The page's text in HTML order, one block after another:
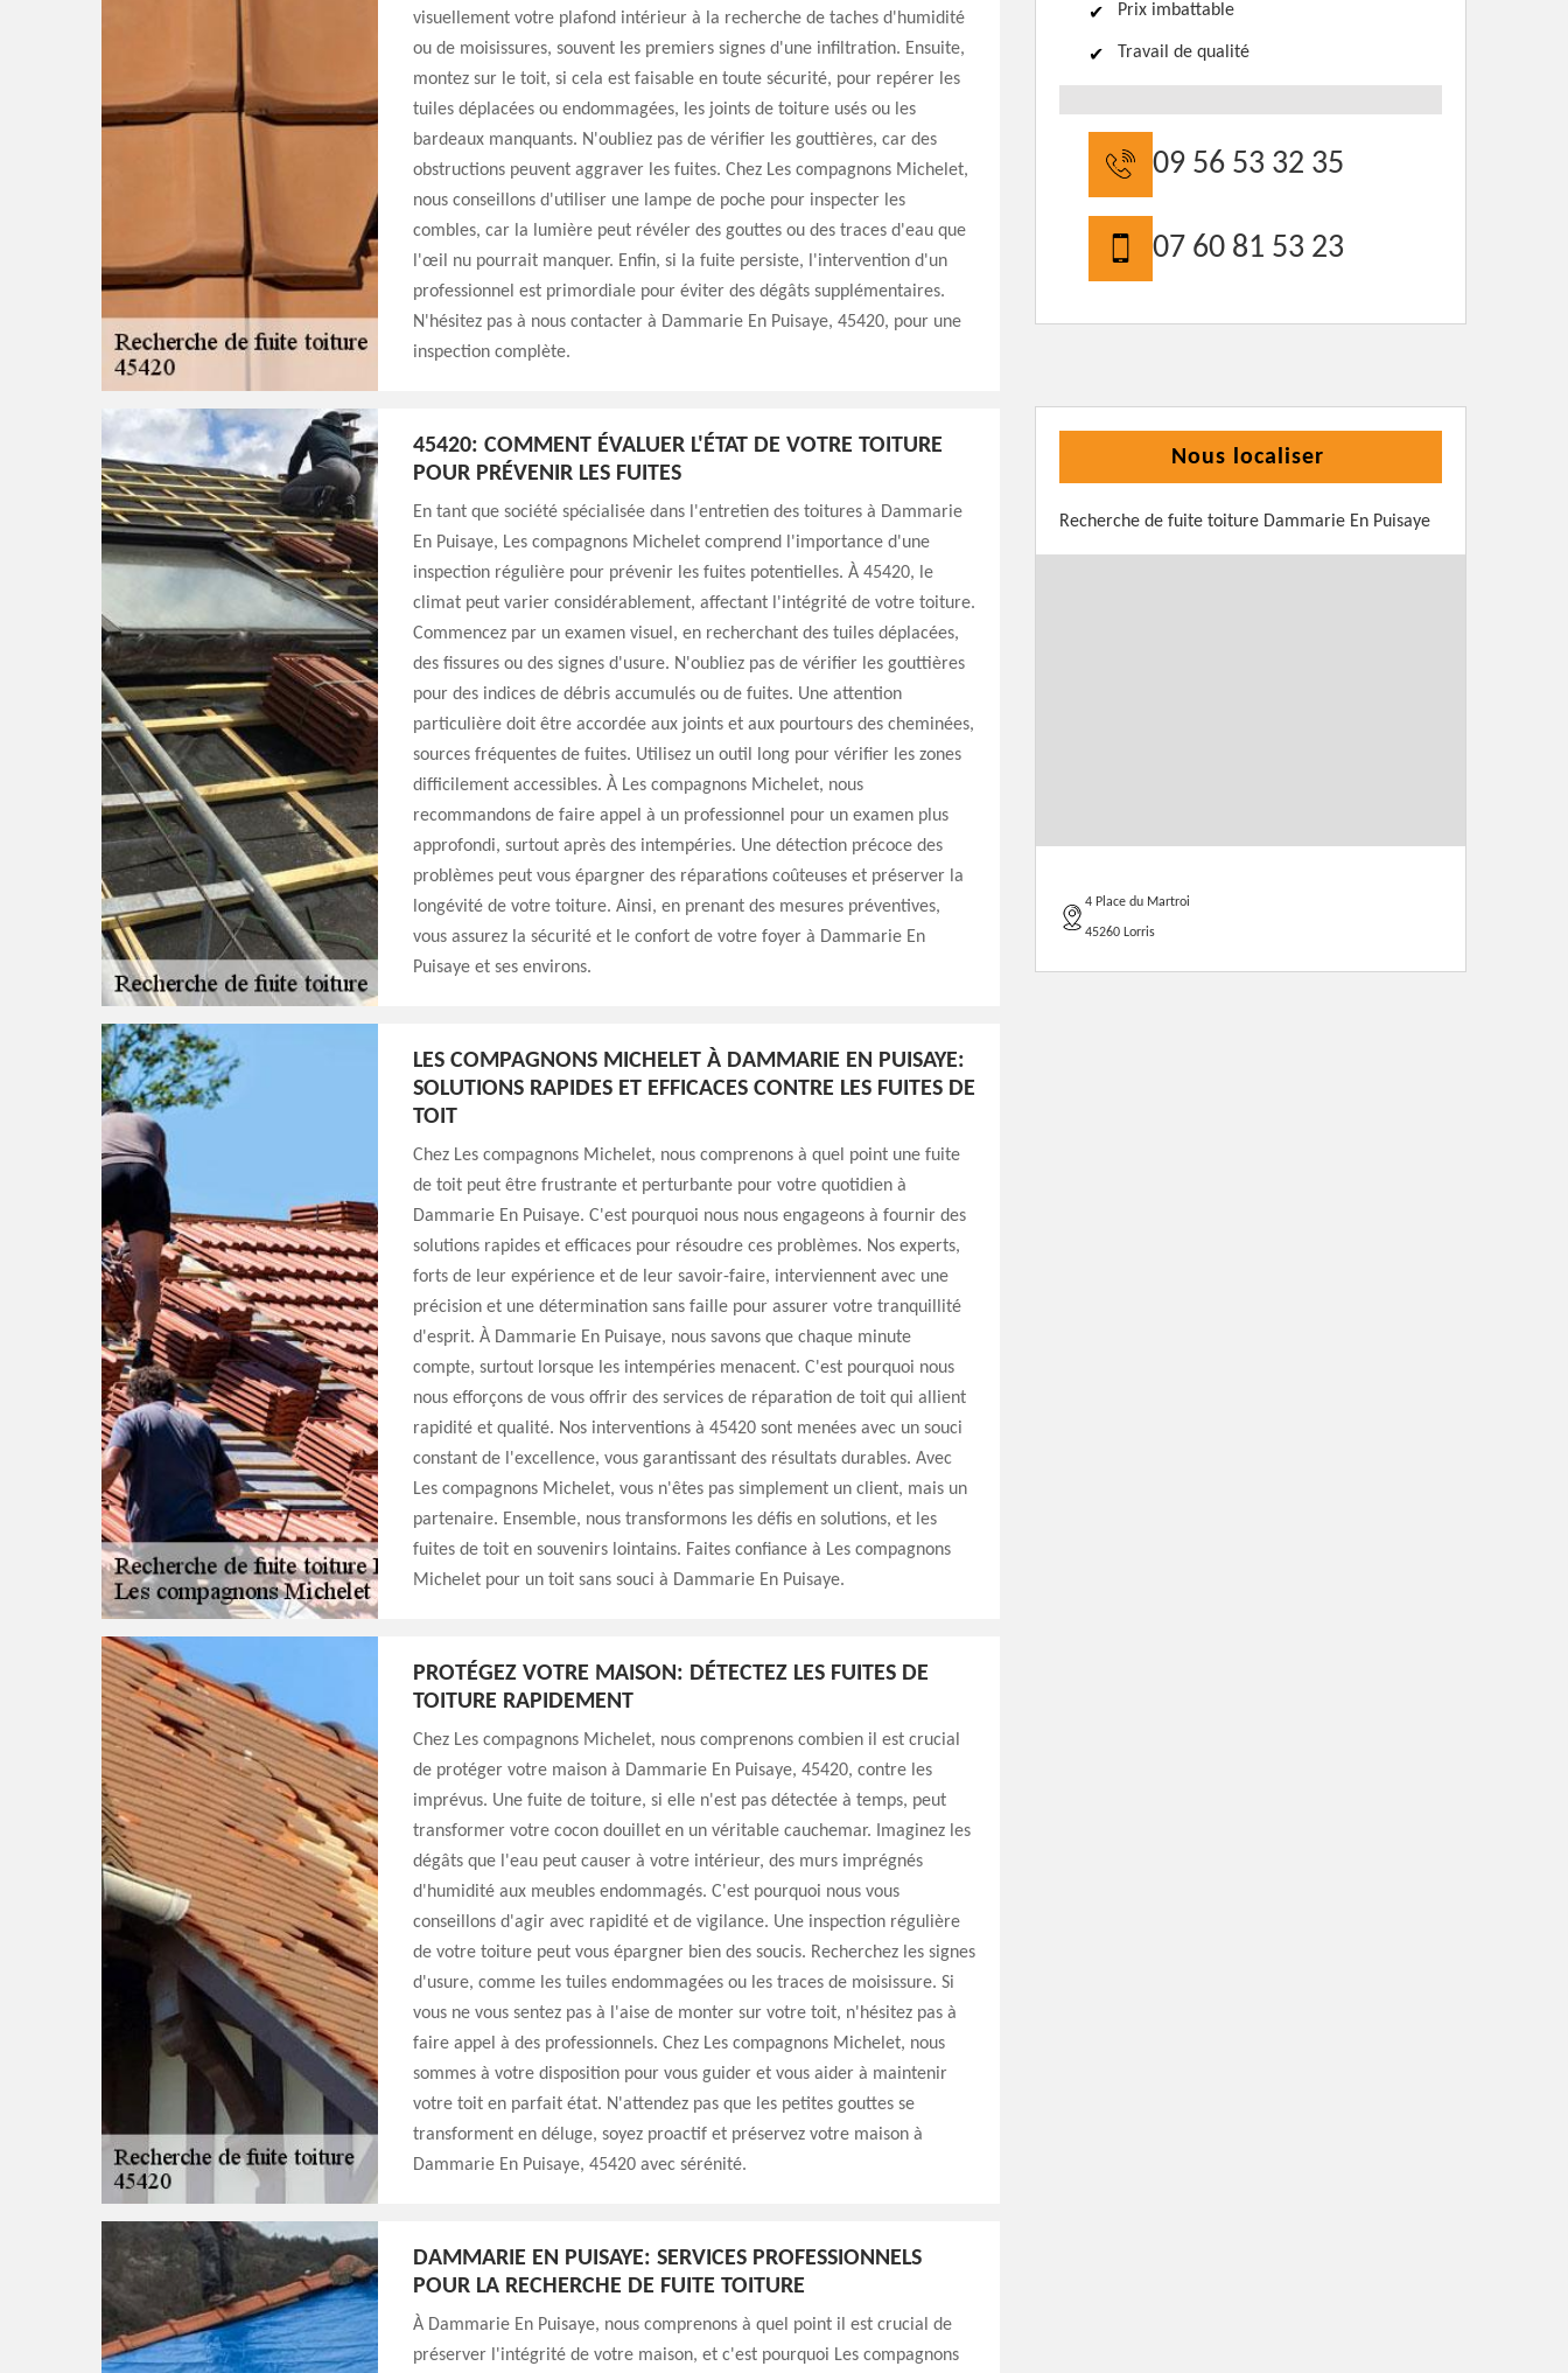
visuellement votre plafond intérieur à la recherche de taches d'humidité
ou de moisissures, souvent les premiers signes d'une infiltration. Ensuite,
montez sur le toit, si cela est faisable en toute sécurité, pour repérer les
tuiles déplacées ou endommagées, les joints de toiture usés ou les
bardeaux manquants. N'oubliez pas de vérifier les gouttières, car des
obstructions peuvent aggraver les fuites. Chez Les compagnons Michelet,
nous conseillons d'utiliser une lampe de poche pour inspecter les
combles, car la lumière peut révéler des gouttes ou des traces d'eau que
l'œil nu pourrait manquer. Enfin, si la fuite persiste, l'intervention d'un
professionnel est primordiale pour éviter des dégâts supplémentaires.
N'hésitez pas à nous contacter à Dammarie En Puisaye, 45420, pour une
inspection complète.
45420: COMMENT ÉVALUER L'ÉTAT DE VOTRE TOITURE
POUR PRÉVENIR LES FUITES
En tant que société spécialisée dans l'entretien des toitures à Dammarie
En Puisaye, Les compagnons Michelet comprend l'importance d'une
inspection régulière pour prévenir les fuites potentielles. À 45420, le
climat peut varier considérablement, affectant l'intégrité de votre toiture.
Commencez par un examen visuel, en recherchant des tuiles déplacées,
des fissures ou des signes d'usure. N'oubliez pas de vérifier les gouttières
pour des indices de débris accumulés ou de fuites. Une attention
particulière doit être accordée aux joints et aux pourtours des cheminées,
sources fréquentes de fuites. Utilisez un outil long pour vérifier les zones
difficilement accessibles. À Les compagnons Michelet, nous
recommandons de faire appel à un professionnel pour un examen plus
approfondi, surtout après des intempéries. Une détection précoce des
problèmes peut vous épargner des réparations coûteuses et préserver la
longévité de votre toiture. Ainsi, en prenant des mesures préventives,
vous assurez la sécurité et le confort de votre foyer à Dammarie En
Puisaye et ses environs.
LES COMPAGNONS MICHELET À DAMMARIE EN PUISAYE:
SOLUTIONS RAPIDES ET EFFICACES CONTRE LES FUITES DE
TOIT
Chez Les compagnons Michelet, nous comprenons à quel point une fuite
de toit peut être frustrante et perturbante pour votre quotidien à
Dammarie En Puisaye. C'est pourquoi nous nous engageons à fournir des
solutions rapides et efficaces pour résoudre ces problèmes. Nos experts,
forts de leur expérience et de leur savoir-faire, interviennent avec une
précision et une détermination sans faille pour assurer votre tranquillité
d'esprit. À Dammarie En Puisaye, nous savons que chaque minute
compte, surtout lorsque les intempéries menacent. C'est pourquoi nous
nous efforçons de vous offrir des services de réparation de toit qui allient
rapidité et qualité. Nos interventions à 45420 sont menées avec un souci
constant de l'excellence, vous garantissant des résultats durables. Avec
Les compagnons Michelet, vous n'êtes pas simplement un client, mais un
partenaire. Ensemble, nous transformons les défis en solutions, et les
fuites de toit en souvenirs lointains. Faites confiance à Les compagnons
Michelet pour un toit sans souci à Dammarie En Puisaye.
PROTÉGEZ VOTRE MAISON: DÉTECTEZ LES FUITES DE
TOITURE RAPIDEMENT
Chez Les compagnons Michelet, nous comprenons combien il est crucial
de protéger votre maison à Dammarie En Puisaye, 45420, contre les
imprévus. Une fuite de toiture, si elle n'est pas détectée à temps, peut
transformer votre cocon douillet en un véritable cauchemar. Imaginez les
dégâts que l'eau peut causer à votre intérieur, des murs imprégnés
d'humidité aux meubles endommagés. C'est pourquoi nous vous
conseillons d'agir avec rapidité et de vigilance. Une inspection régulière
de votre toiture peut vous épargner bien des soucis. Recherchez les signes
d'usure, comme les tuiles endommagées ou les traces de moisissure. Si
vous ne vous sentez pas à l'aise de monter sur votre toit, n'hésitez pas à
faire appel à des professionnels. Chez Les compagnons Michelet, nous
sommes à votre disposition pour vous guider et vous aider à maintenir
votre toit en parfait état. N'attendez pas que les petites gouttes se
transforment en déluge, soyez proactif et préservez votre maison à
Dammarie En Puisaye, 45420 avec sérénité.
DAMMARIE EN PUISAYE: SERVICES PROFESSIONNELS
POUR LA RECHERCHE DE FUITE TOITURE
À Dammarie En Puisaye, nous comprenons à quel point il est crucial de
préserver l'intégrité de votre maison, et c'est pourquoi Les compagnons
Prix imbattable
Travail de qualité
09 56 53 32 35
07 60 81 53 23
Nous localiser
Recherche de fuite toiture Dammarie En Puisaye
4 Place du Martroi
45260 Lorris